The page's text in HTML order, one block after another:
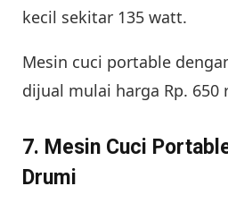
kecil sekitar 135 watt.
Mesin cuci portable
dijual mulai harga Rp. 650
7. Mesin Cuci
Drumi